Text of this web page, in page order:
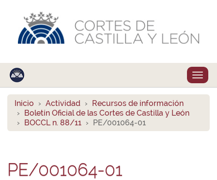
Inicio Actividad
Recursos de información
Boletín Oficial de las Cortes de Castilla y León
BOCCL n. 88/11
PE/001064-01
PE/001064-01